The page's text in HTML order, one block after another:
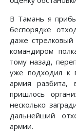
В Тамань я
беспорядке
даже стрелковый
командиром
тому назад,
уже подходил к
армия разбита,
пришлось
несколько
дальнейший
армии.